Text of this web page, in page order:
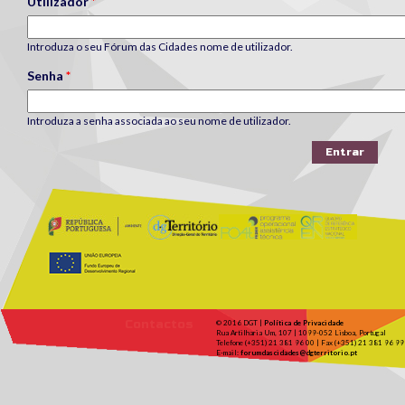
Introduza o seu Fórum das Cidades nome de utilizador.
Senha *
Introduza a senha associada ao seu nome de utilizador.
© 2016 DGT | Política de Privacidade
Rua Artilharia Um, 107 | 1099-052 Lisboa, Portugal
Telefone (+351) 21 381 96 00 | Fax (+351) 21 381 96 99
E-mail: forumdascidades@dgterritorio.pt